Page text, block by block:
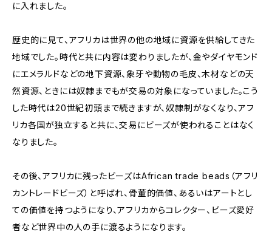
に入れました。
歴史的に見て、アフリカは世界の他の地域に資源を供給してきた
地域でした。時代と共に内容は変わりましたが、金やダイヤモンド
にエメラルドなどの地下資源、象牙や動物の毛皮、木材などの天
然資源、ときには奴隷までもが交易の対象になっていました。こう
した時代は20世紀初頭まで続きますが、奴隷制がなくなり、アフ
リカ各国が独立すると共に、交易にビーズが使われることはなく
なりました。
その後、アフリカに残ったビーズはAfrican trade beads（アフリ
カントレードビーズ）と呼ばれ、骨董的価値、あるいはアートとし
ての価値を持つようになり、アフリカからコレクター、ビーズ愛好
者など世界中の人の手に渡るようになります。